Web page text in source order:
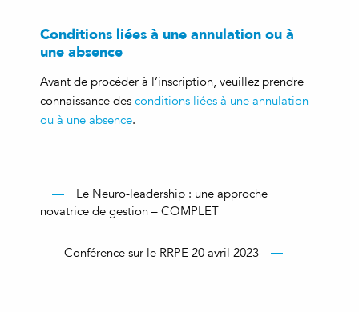
Conditions liées à une annulation ou à
une absence
Avant de procéder à l’inscription, veuillez prendre
connaissance des conditions liées à une annulation
ou à une absence.
Le Neuro-leadership : une approche
novatrice de gestion – COMPLET
Conférence sur le RRPE 20 avril 2023